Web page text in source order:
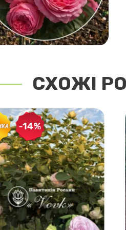
СХОЖІ
-14%